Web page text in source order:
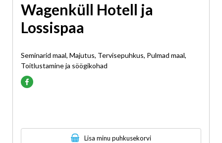
Wagenküll Hotell ja
Lossispaa
Seminarid maal, Majutus, Tervisepuhkus, Pulmad maal,
Toitlustamine ja söögikohad
Lisa minu puhkusekorvi